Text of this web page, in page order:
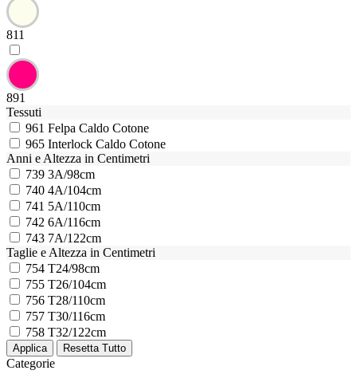
811
891
Tessuti
961 Felpa Caldo Cotone
965 Interlock Caldo Cotone
Anni e Altezza in Centimetri
739 3A/98cm
740 4A/104cm
741 5A/110cm
742 6A/116cm
743 7A/122cm
Taglie e Altezza in Centimetri
754 T24/98cm
755 T26/104cm
756 T28/110cm
757 T30/116cm
758 T32/122cm
Categorie